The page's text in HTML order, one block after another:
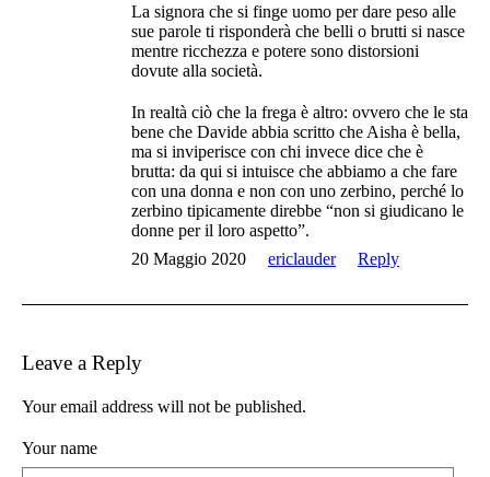
La signora che si finge uomo per dare peso alle
sue parole ti risponderà che belli o brutti si nasce
mentre ricchezza e potere sono distorsioni
dovute alla società.
In realtà ciò che la frega è altro: ovvero che le sta
bene che Davide abbia scritto che Aisha è bella,
ma si inviperisce con chi invece dice che è
brutta: da qui si intuisce che abbiamo a che fare
con una donna e non con uno zerbino, perché lo
zerbino tipicamente direbbe “non si giudicano le
donne per il loro aspetto”.
20 Maggio 2020
ericlauder Reply
Leave a Reply
Your email address will not be published.
Your name